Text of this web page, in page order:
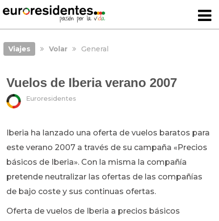
Viajes Volar General
Vuelos de Iberia verano 2007
Euroresidentes
Iberia ha lanzado una oferta de vuelos baratos para
este verano 2007 a través de su campaña «Precios
básicos de Iberia». Con la misma la compañía
pretende neutralizar las ofertas de las compañías
de bajo coste y sus continuas ofertas.
Oferta de vuelos de Iberia a precios básicos